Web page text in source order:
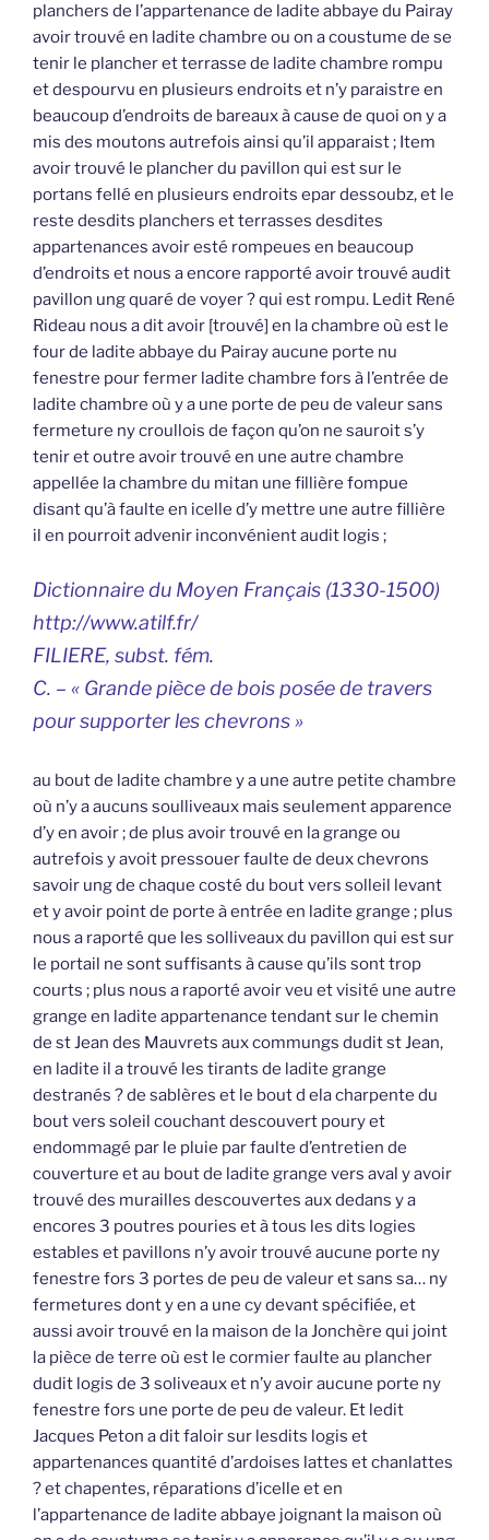
planchers de l’appartenance de ladite abbaye du Pairay
avoir trouvé en ladite chambre ou on a coustume de se
tenir le plancher et terrasse de ladite chambre rompu
et despourvu en plusieurs endroits et n’y paraistre en
beaucoup d’endroits de bareaux à cause de quoi on y a
mis des moutons autrefois ainsi qu’il apparaist ; Item
avoir trouvé le plancher du pavillon qui est sur le
portans fellé en plusieurs endroits epar dessoubz, et le
reste desdits planchers et terrasses desdites
appartenances avoir esté rompeues en beaucoup
d’endroits et nous a encore rapporté avoir trouvé audit
pavillon ung quaré de voyer ? qui est rompu. Ledit René
Rideau nous a dit avoir [trouvé] en la chambre où est le
four de ladite abbaye du Pairay aucune porte nu
fenestre pour fermer ladite chambre fors à l’entrée de
ladite chambre où y a une porte de peu de valeur sans
fermeture ny croullois de façon qu’on ne sauroit s’y
tenir et outre avoir trouvé en une autre chambre
appellée la chambre du mitan une fillière fompue
disant qu’à faulte en icelle d’y mettre une autre fillière
il en pourroit advenir inconvénient audit logis ;
Dictionnaire du Moyen Français (1330-1500)
http://www.atilf.fr/
FILIERE, subst. fém.
C. – « Grande pièce de bois posée de travers
pour supporter les chevrons »
au bout de ladite chambre y a une autre petite chambre
où n’y a aucuns soulliveaux mais seulement apparence
d’y en avoir ; de plus avoir trouvé en la grange ou
autrefois y avoit pressouer faulte de deux chevrons
savoir ung de chaque costé du bout vers solleil levant
et y avoir point de porte à entrée en ladite grange ; plus
nous a raporté que les solliveaux du pavillon qui est sur
le portail ne sont suffisants à cause qu’ils sont trop
courts ; plus nous a raporté avoir veu et visité une autre
grange en ladite appartenance tendant sur le chemin
de st Jean des Mauvrets aux commungs dudit st Jean,
en ladite il a trouvé les tirants de ladite grange
destranés ? de sablères et le bout d ela charpente du
bout vers soleil couchant descouvert poury et
endommagé par le pluie par faulte d’entretien de
couverture et au bout de ladite grange vers aval y avoir
trouvé des murailles descouvertes aux dedans y a
encores 3 poutres pouries et à tous les dits logies
estables et pavillons n’y avoir trouvé aucune porte ny
fenestre fors 3 portes de peu de valeur et sans sa… ny
fermetures dont y en a une cy devant spécifiée, et
aussi avoir trouvé en la maison de la Jonchère qui joint
la pièce de terre où est le cormier faulte au plancher
dudit logis de 3 soliveaux et n’y avoir aucune porte ny
fenestre fors une porte de peu de valeur. Et ledit
Jacques Peton a dit faloir sur lesdits logis et
appartenances quantité d’ardoises lattes et chanlattes
? et chapentes, réparations d’icelle et en
l’appartenance de ladite abbaye joignant la maison où